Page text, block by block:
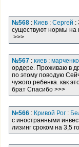
№568 : Киев : Сергей :
существуют нормы на
>>>
№567 : киев :
ордере. Проживаю в
по этому поводую
чужого ребенка. как
брат Спасибо >>>
№566 : Кривой Рог :
с иностранными
лизинг сроком на 3,5